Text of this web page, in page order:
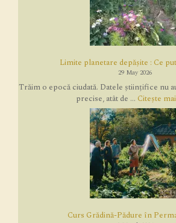
Limite planetare depășite : Ce
29 May 2026
Trăim o epocă ciudată. Datele științifice nu
precise, atât de ... Citește
Curs Grădină-Pădure în